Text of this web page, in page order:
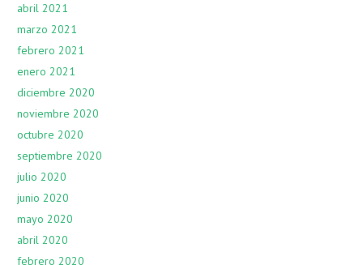
abril 2021
marzo 2021
febrero 2021
enero 2021
diciembre 2020
noviembre 2020
octubre 2020
septiembre 2020
julio 2020
junio 2020
mayo 2020
abril 2020
febrero 2020